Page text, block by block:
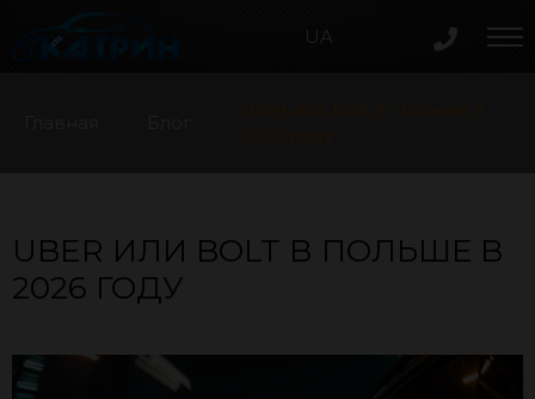
UA
UBER ИЛИ BOLT В ПОЛЬШЕ В
2026 ГОДУ